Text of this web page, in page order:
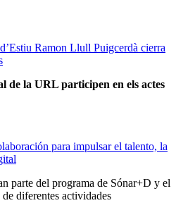
Ramon Llull Puigcerdà cierra
de la URL participen en els actes
para impulsar el talento, la
parte del programa de Sónar+D y el
diferentes actividades